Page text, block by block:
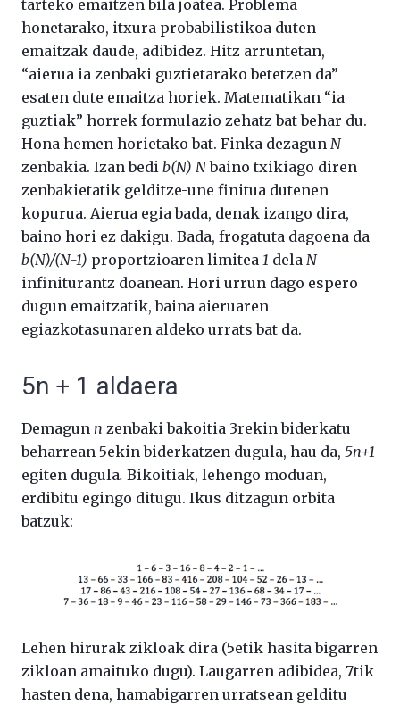
tarteko emaitzen bila joatea. Problema
honetarako, itxura probabilistikoa duten
emaitzak daude, adibidez. Hitz arruntetan,
“aierua ia zenbaki guztietarako betetzen da”
esaten dute emaitza horiek. Matematikan “ia
guztiak” horrek formulazio zehatz bat behar du.
Hona hemen horietako bat. Finka dezagun N
zenbakia. Izan bedi b(N) Nbaino txikiago diren
zenbakietatik gelditze-une finitua dutenen
kopurua. Aierua egia bada, denak izango dira,
baino hori ez dakigu. Bada, frogatuta dagoena da
b(N)/(N-1) proportzioaren limitea 1 dela N
infiniturantz doanean. Hori urrun dago espero
dugun emaitzatik, baina aieruaren
egiazkotasunaren aldeko urrats bat da.
5n + 1 aldaera
Demagun n zenbaki bakoitia 3rekin biderkatu
beharrean 5ekin biderkatzen dugula, hau da, 5n+1
egiten dugula. Bikoitiak, lehengo moduan,
erdibitu egingo ditugu. Ikus ditzagun orbita
batzuk:
Lehen hirurak zikloak dira (5etik hasita bigarren
zikloan amaituko dugu). Laugarren adibidea, 7tik
hasten dena, hamabigarren urratsean gelditu